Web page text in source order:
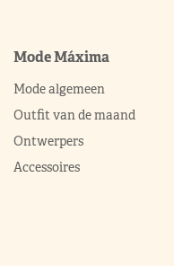
Mode Máxima
Mode algemeen
Outfit van de maand
Ontwerpers
Accessoires